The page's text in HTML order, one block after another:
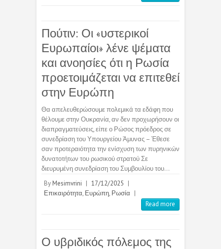
Πούτιν: Οι «υστερικοί
Ευρωπαίοι» λένε ψέματα
και ανοησίες ότι η Ρωσία
προετοιμάζεται να επιτεθεί
στην Ευρώπη
Θα απελευθερώσουμε πολεμικά τα εδάφη που
θέλουμε στην Ουκρανία, αν δεν προχωρήσουν οι
διαπραγματεύσεις, είπε ο Ρώσος πρόεδρος σε
συνεδρίαση του Υπουργείου Άμυνας – Έθεσε
σαν προτεραιότητα την ενίσχυση των πυρηνικών
δυνατοτήτων του ρωσικού στρατού Σε
διευρυμένη συνεδρίαση του Συμβουλίου του…
By Mesimvrini | 17/12/2025 |
Επικαιρότητα, Ευρώπη, Ρωσία |
Read more
Ο υβριδικός πόλεμος της